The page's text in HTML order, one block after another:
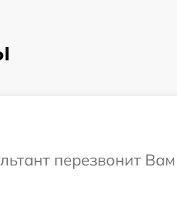
перезвонит